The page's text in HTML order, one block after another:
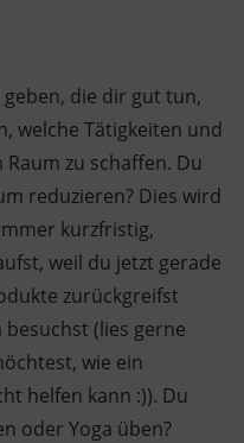
die dir gut tun,
welche Tätigkeiten und
zu schaffen. Du
reduzieren? Dies wird
kurzfristig,
weil du jetzt gerade
zurückgreifst
(lies gerne
wie ein
helfen kann :)). Du
oder Yoga üben?